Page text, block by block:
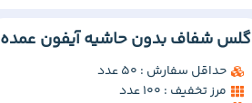
گلس شفاف بدون حاشیه آیفون عمده
حداقل سفارش : 50 عدد
مرز تخفیف : 100 عدد